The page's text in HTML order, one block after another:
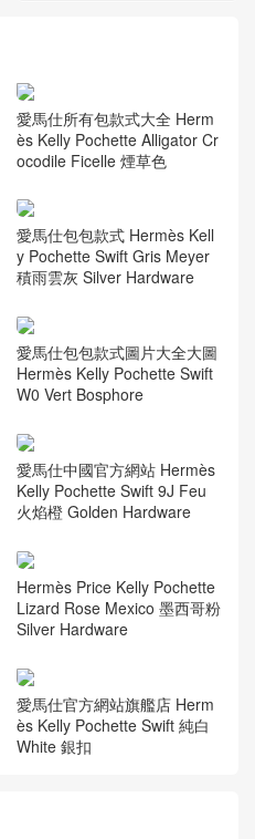
愛馬仕所有包款式大全 Herm
ès Kelly Pochette Alligator Cr
ocodile Ficelle 煙草色
愛馬仕包包款式 Hermès Kell
y Pochette Swift Gris Meyer
積雨雲灰 Silver Hardware
愛馬仕包包款式圖片大全大圖
Hermès Kelly Pochette Swift
W0 Vert Bosphore
愛馬仕中國官方網站 Hermès
Kelly Pochette Swift 9J Feu
火焰橙 Golden Hardware
Hermès Price Kelly Pochette
Lizard Rose Mexico 墨西哥粉
Silver Hardware
愛馬仕官方網站旗艦店 Herm
ès Kelly Pochette Swift 純白
White 銀扣